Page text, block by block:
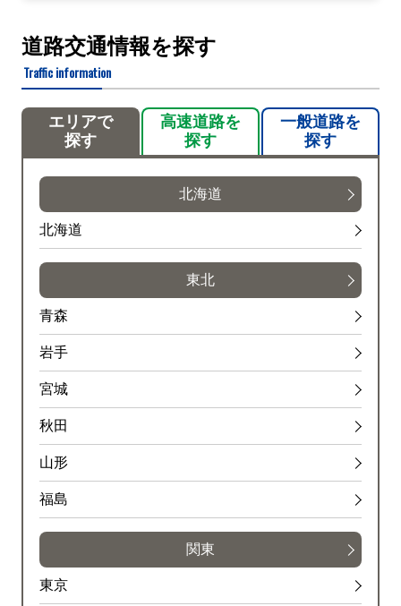
道路交通情報を探す
Traffic information
エリアで
探す
高速道路を
探す
一般道路を
探す
北海道
北海道
東北
青森
岩手
宮城
秋田
山形
福島
関東
東京